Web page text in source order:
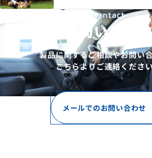
Contact
お問い合わ
製品に関するご相談やお問い
こちらよりご連絡くださ
メールでのお問い合わせ